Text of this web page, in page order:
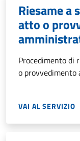
Riesame a
atto o
Procedimento di
o
VAI AL SERVIZIO